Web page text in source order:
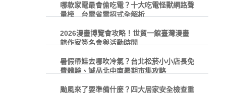
哪款家電最會偷吃電？十大吃電怪獸網路聲
量榜 台電省電招式全解析
2026漫畫博覽會攻略！世貿一館臺灣漫畫
館作家簽名會與活動時間
暑假帶娃去哪吹冷氣？台北松菸小小店長免
費體驗、誠品北中南暑期市集攻略
颱風來了要準備什麼？四大居家安全檢查重